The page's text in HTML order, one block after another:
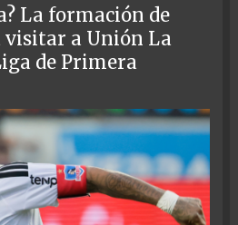
La formación de
visitar a Unión La
de Primera